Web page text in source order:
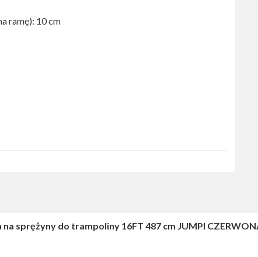
ramę): 10 cm
na sprężyny do trampoliny 16FT 487 cm JUMPI